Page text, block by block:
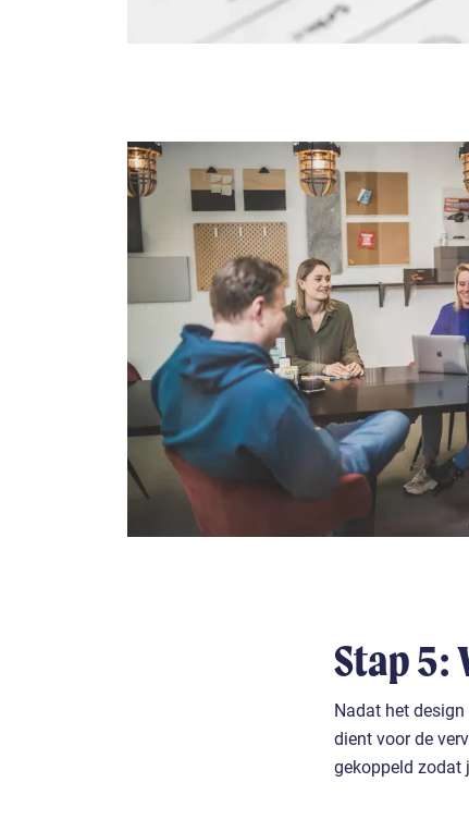
Stap 5:
Nadat het
dient voor de
gekoppeld zodat